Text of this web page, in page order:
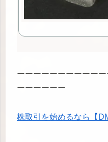
ーーーーーーーーーー
ーーーーーー
株取引を始めるなら【